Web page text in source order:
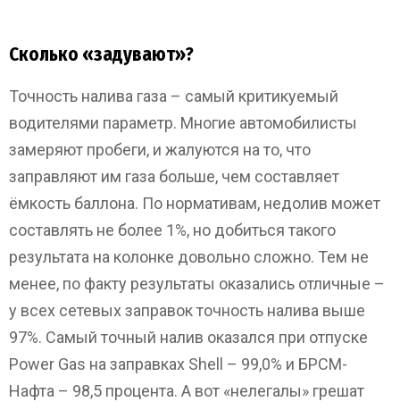
Сколько «задувают»?
Точность налива газа – самый критикуемый
водителями параметр. Многие автомобилисты
замеряют пробеги, и жалуются на то, что
заправляют им газа больше, чем составляет
ёмкость баллона. По нормативам, недолив может
составлять не более 1%, но добиться такого
результата на колонке довольно сложно. Тем не
менее, по факту результаты оказались отличные –
у всех сетевых заправок точность налива выше
97%. Самый точный налив оказался при отпуске
Power Gas на заправках Shell – 99,0% и БРСМ-
Нафта – 98,5 процента. А вот «нелегалы» грешат